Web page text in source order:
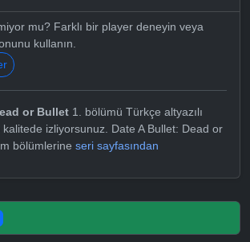
mu? Farklı bir player deneyin veya
kullanın.
or Bullet 1. bölümü Türkçe altyazılı
izliyorsunuz. Date A Bullet: Dead or
bölümlerine seri sayfasından